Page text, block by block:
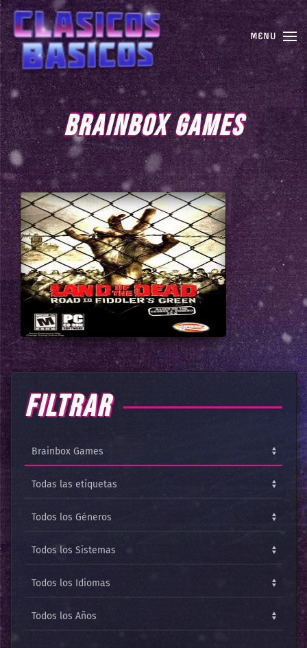
MENU
BRAINBOX GAMES
FILTRAR